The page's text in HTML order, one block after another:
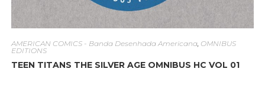
AMERICAN COMICS - Banda Desenhada Americana, OMNIBUS
EDITIONS
TEEN TITANS THE SILVER AGE OMNIBUS HC VOL 01